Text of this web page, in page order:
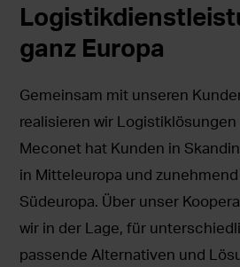
ganz Europa
Gemeinsam mit unseren
realisieren wir Logistiklösungen
Meconet hat Kunden in
in Mitteleuropa und
Südeuropa. Über unser
wir in der Lage, für
passende Alternativen und